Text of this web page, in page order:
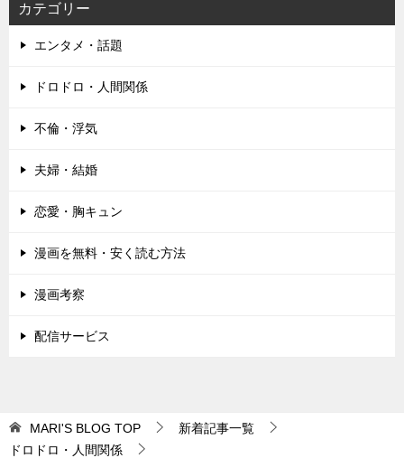
カテゴリー
エンタメ・話題
ドロドロ・人間関係
不倫・浮気
夫婦・結婚
恋愛・胸キュン
漫画を無料・安く読む方法
漫画考察
配信サービス
MARI'S BLOG TOP
新着記事一覧
ドロドロ・人間関係